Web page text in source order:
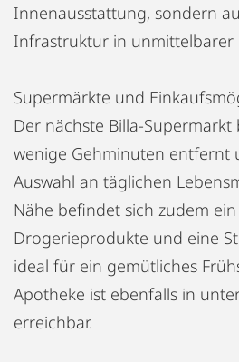
Innenausstattung, sondern
Infrastruktur in unmittelbarer
Supermärkte und
Der nächste Billa-
wenige Gehminuten entfernt
Auswahl an täglichen
Nähe befindet sich zudem
Drogerieprodukte und eine
ideal für ein gemütliches
Apotheke ist ebenfalls in
erreichbar.